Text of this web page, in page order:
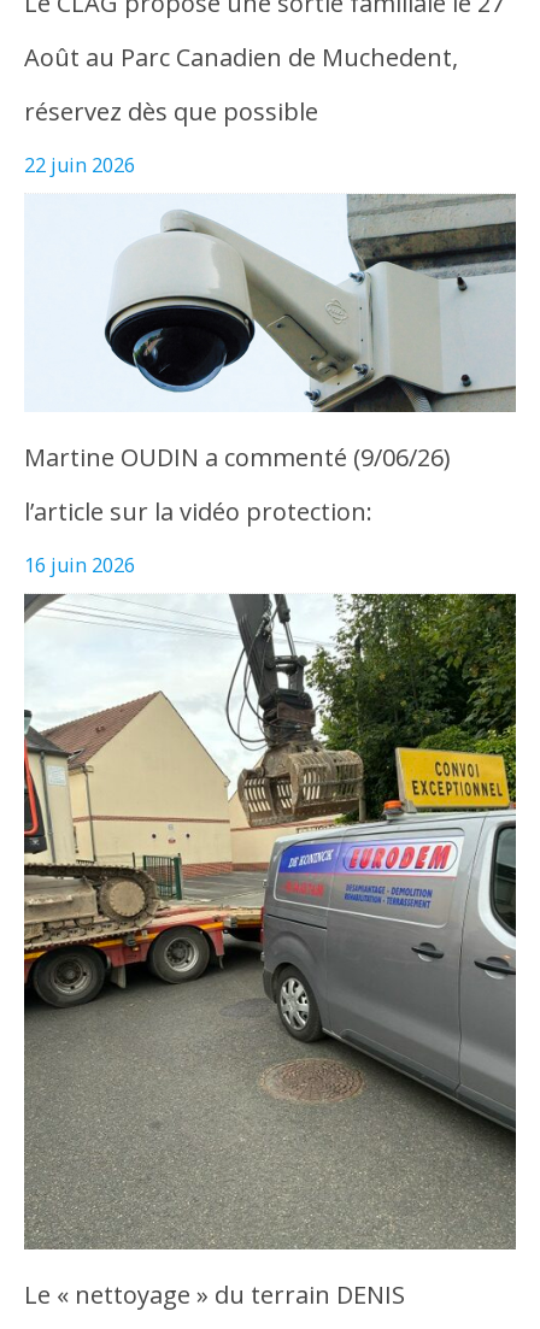
Août au Parc Canadien de Muchedent,
réservez dès que possible
22 juin 2026
Martine OUDIN a commenté (9/06/26)
l’article sur la vidéo protection:
16 juin 2026
Le « nettoyage » du terrain DENIS